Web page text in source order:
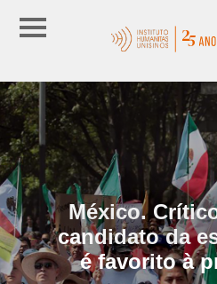
México.
candidato da
é favorito à